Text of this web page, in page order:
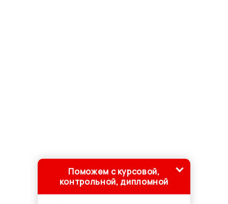
Поможем с курсовой,
контрольной, дипломной